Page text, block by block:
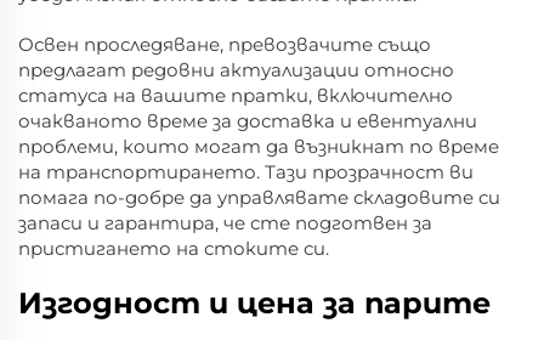
Освен проследяване, превозвачите също
предлагат редовни актуализации относно
статуса на вашите пратки, включително
очакваното време за доставка и евентуални
проблеми, които могат да възникнат по време
на транспортирането. Тази прозрачност ви
помага по-добре да управлявате складовите си
запаси и гарантира, че сте подготвен за
пристигането на стоките си.
Изгодност и цена за парите